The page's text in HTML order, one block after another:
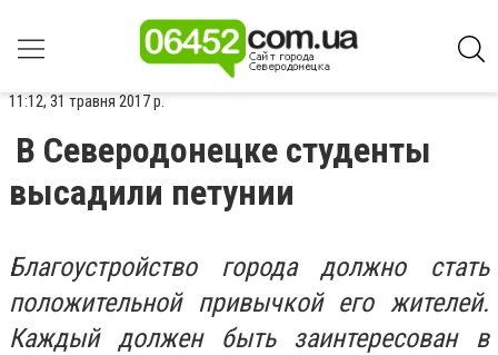
11:12, 31 травня 2017 р.
В Северодонецке студенты
высадили петунии
Благоустройство города должно стать
положительной привычкой его жителей.
Каждый должен быть заинтересован в